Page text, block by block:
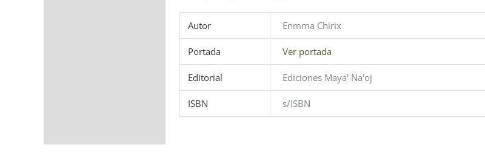
Autor Enmma Chirix
Portada Ver portada
Editorial Ediciones Maya' Na'oj
ISBN s/ISBN